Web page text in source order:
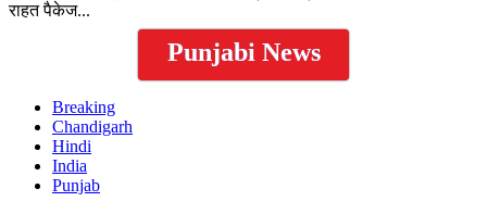
राहत पैकेज...
Punjabi News
Breaking
Chandigarh
Hindi
India
Punjab